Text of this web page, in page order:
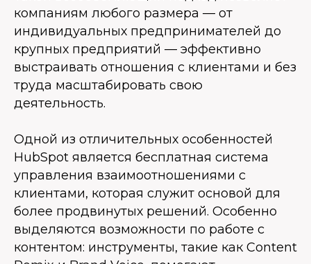
компаниям любого размера — от
индивидуальных предпринимателей до
крупных предприятий — эффективно
выстраивать отношения с клиентами и без
труда масштабировать свою
деятельность.
Одной из отличительных особенностей
HubSpot является бесплатная система
управления взаимоотношениями с
клиентами, которая служит основой для
более продвинутых решений. Особенно
выделяются возможности по работе с
контентом: инструменты, такие как Content